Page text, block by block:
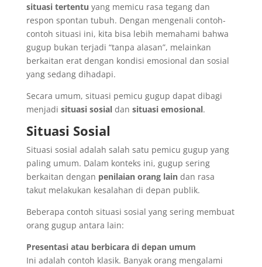
situasi tertentu yang memicu rasa tegang dan
respon spontan tubuh. Dengan mengenali contoh-
contoh situasi ini, kita bisa lebih memahami bahwa
gugup bukan terjadi “tanpa alasan”, melainkan
berkaitan erat dengan kondisi emosional dan sosial
yang sedang dihadapi.
Secara umum, situasi pemicu gugup dapat dibagi
menjadi situasi sosialdan situasi emosional.
Situasi Sosial
Situasi sosial adalah salah satu pemicu gugup yang
paling umum. Dalam konteks ini, gugup sering
berkaitan dengan penilaian orang laindan rasa
takut melakukan kesalahan di depan publik.
Beberapa contoh situasi sosial yang sering membuat
orang gugup antara lain:
Presentasi atau berbicara di depan umum
Ini adalah contoh klasik. Banyak orang mengalami